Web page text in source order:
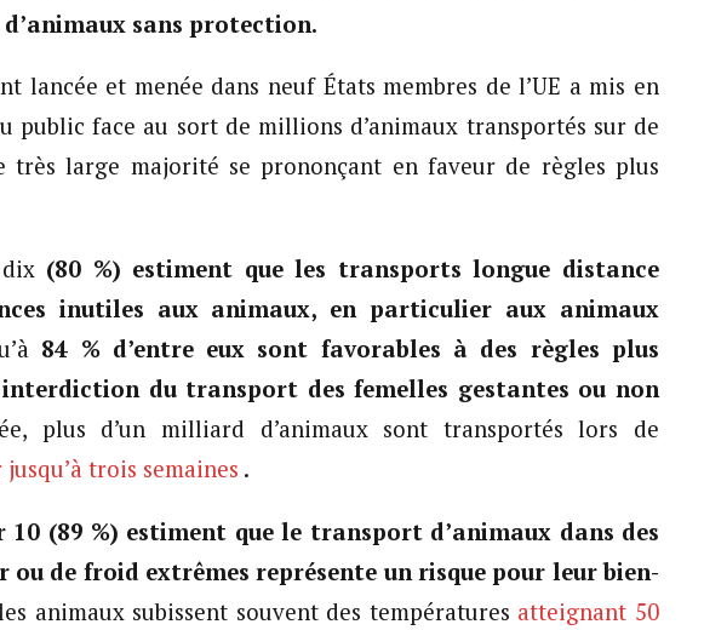
sans protection.
lancée et menée dans neuf États membres de l’UE a mis en
public face au sort de millions d’animaux transportés sur de
très large majorité se prononçant en faveur de règles plus
(80 %) estiment que les transports longue distance
inutiles aux animaux, en particulier aux animaux
84 % d’entre eux sont favorables à des règles plus
du transport des femelles gestantes ou non
plus d’un milliard d’animaux sont transportés lors de
trois semaines .
10 (89 %) estiment que le transport d’animaux dans des
ou de froid extrêmes représente un risque pour leur bien-
animaux subissent souvent des températures atteignant 50